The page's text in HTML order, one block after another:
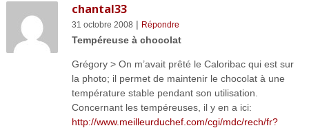
chantal33
31 octobre 2008 | Répondre
Tempéreuse à chocolat
Grégory > On m’avait prêté le Caloribac qui est sur
la photo; il permet de maintenir le chocolat à une
température stable pendant son utilisation.
Concernant les tempéreuses, il y en a ici:
http://www.meilleurduchef.com/cgi/mdc/rech/fr?